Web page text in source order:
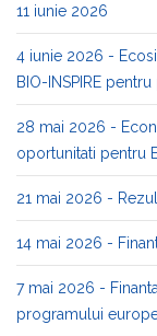
11 iunie 2026
4 iunie 2026 -
BIO-INSPIRE
28 mai 2026 -
oportunitati pentru
21 mai 2026 -
14 mai 2026 -
7 mai 2026 -
programului